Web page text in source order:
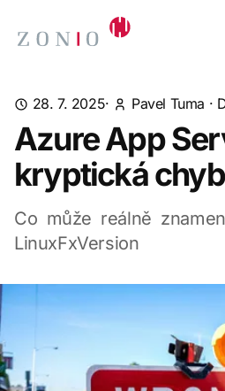
28. 7. 2025· Pavel Tuma ·
Azure App
kryptická
Co může reálně
LinuxFxVersion